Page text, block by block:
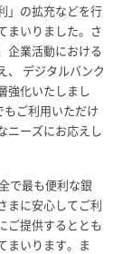
」の拡充などを行
まいりました。さ
企業活動における
、 デジタルバンク
強化いたしまし
ご利用いただけ
ニーズにお応えし
で最も便利な銀
まに安心してご利
ご提供するととも
まいります。ま